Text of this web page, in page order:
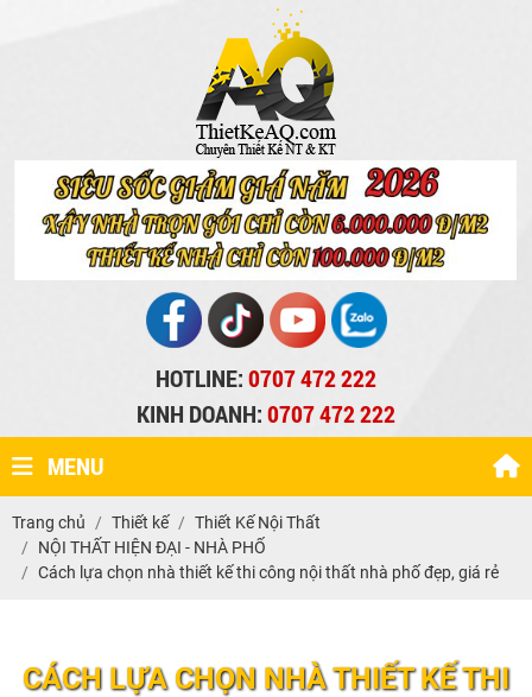
HOTLINE:0707 472 222
KINH DOANH:0707 472 222
MENU
Trang chủ Thiết kế
Thiết Kế Nội Thất
NỘI THẤT HIỆN ĐẠI - NHÀ PHỐ
Cách lựa chọn nhà thiết kế thi công nội thất nhà phố đẹp, giá rẻ
CÁCH LỰA CHỌN NHÀ THIẾT KẾ THI